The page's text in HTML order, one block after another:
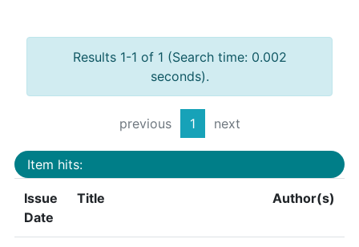
Results 1-1 of 1 (Search time: 0.002
seconds).
previous 1 next
Item hits:
Issue
Date
Title Author(s)